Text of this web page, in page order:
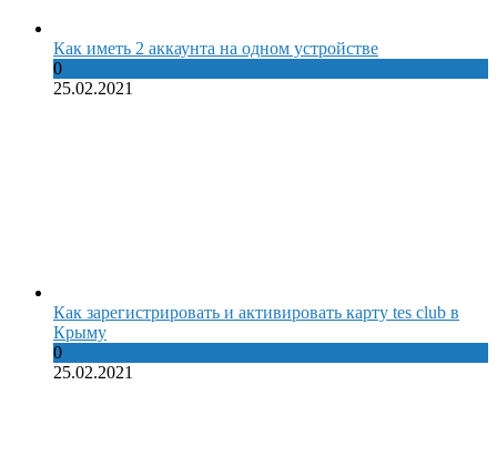
Как иметь 2 аккаунта на одном устройстве
0
25.02.2021
Как зарегистрировать и активировать карту tes club в
Крыму
0
25.02.2021